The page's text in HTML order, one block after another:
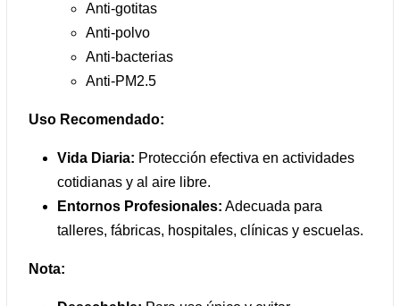
Anti-gotitas
Anti-polvo
Anti-bacterias
Anti-PM2.5
Uso Recomendado:
Vida Diaria: Protección efectiva en actividades
cotidianas y al aire libre.
Entornos Profesionales: Adecuada para
talleres, fábricas, hospitales, clínicas y escuelas.
Nota: